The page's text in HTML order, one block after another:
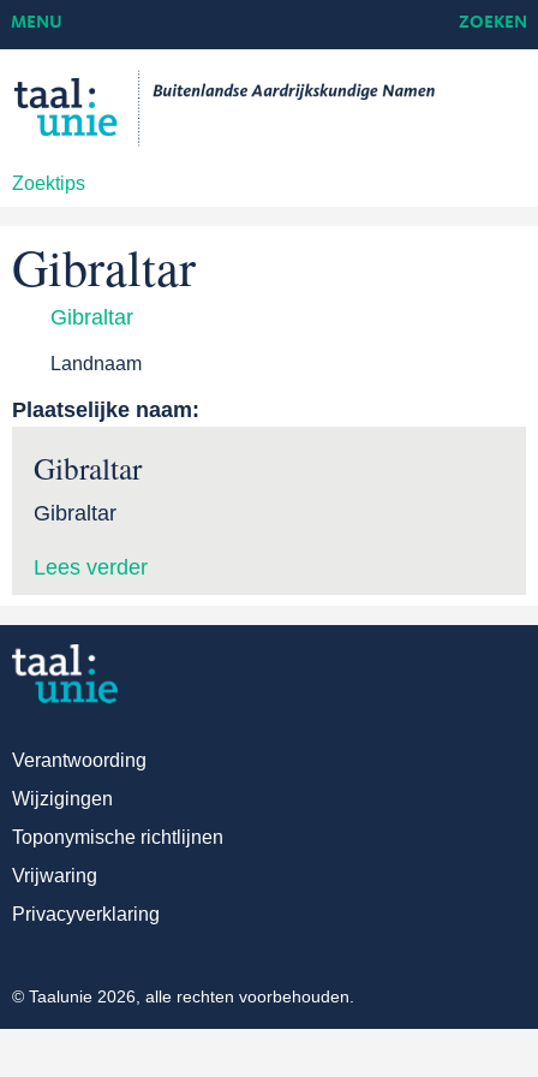
Zoektips
MENU ZOEKEN
Gibraltar
Gibraltar
Landnaam
Plaatselijke naam:
Gibraltar
Gibraltar
Lees verder
Verantwoording
Wijzigingen
Toponymische richtlijnen
Vrijwaring
Privacyverklaring
© Taalunie 2026, alle rechten voorbehouden.